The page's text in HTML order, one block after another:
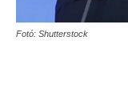
Fotó: Shutterstock